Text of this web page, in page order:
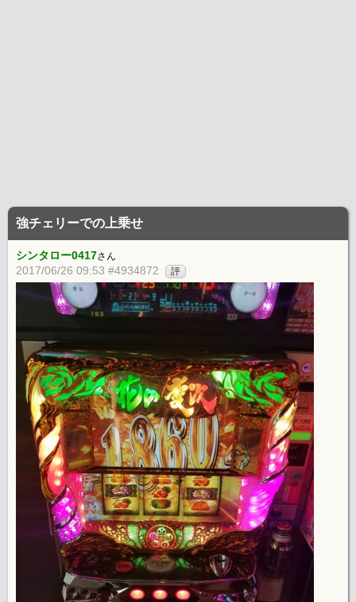
強チェリーでの上乗せ
シンタロー0417さん
2017/06/26 09:53 #4934872 評